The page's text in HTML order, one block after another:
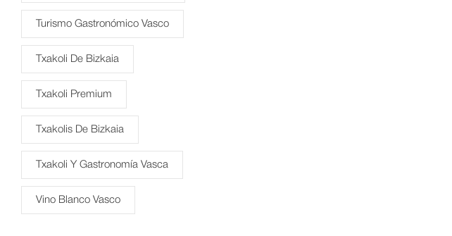
Turismo Gastronómico Vasco
Txakoli De Bizkaia
Txakoli Premium
Txakolis De Bizkaia
Txakoli Y Gastronomía Vasca
Vino Blanco Vasco